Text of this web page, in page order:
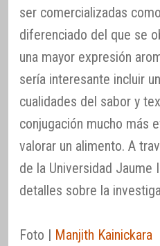
ser comercializadas
diferenciado del que se
una mayor expresión
sería interesante incluir
cualidades del sabor y
conjugación mucho más
valorar un alimento. A
de la Universidad Jaume
detalles sobre la
Foto | Manjith Kainickara